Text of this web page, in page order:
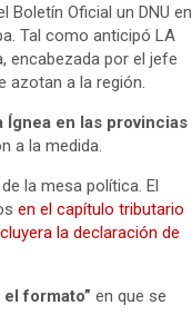
Oficial un DNU en
Tal como anticipó LA
encabezada por el jefe
azotan a la región.
Ígnea en las provincias
a la medida.
la mesa política. El
en el capítulo tributario
la declaración de
formato” en que se